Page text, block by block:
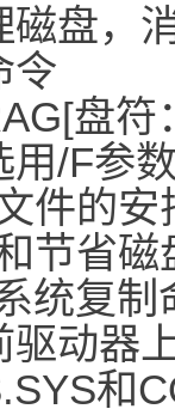
磁盘，
令
盘符
/F参
件的
节省磁
统复制
驱动器
和